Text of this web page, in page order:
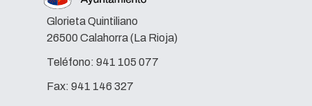
Glorieta Quintiliano
26500 Calahorra (La Rioja)
Teléfono: 941 105 077
Fax: 941 146 327